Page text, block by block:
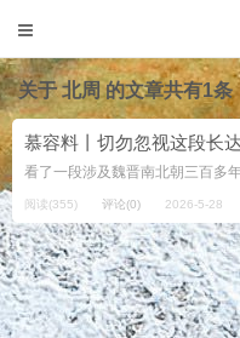
关于北周 的文章共有1条
阅读(355) 评论(0) 2026-5-28